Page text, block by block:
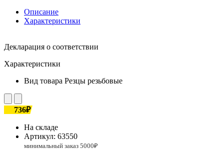
Описание
Характеристики
Декларация о соответствии
Характеристики
Вид товара Резцы резьбовые
736₽
На складе
Артикул: 63550